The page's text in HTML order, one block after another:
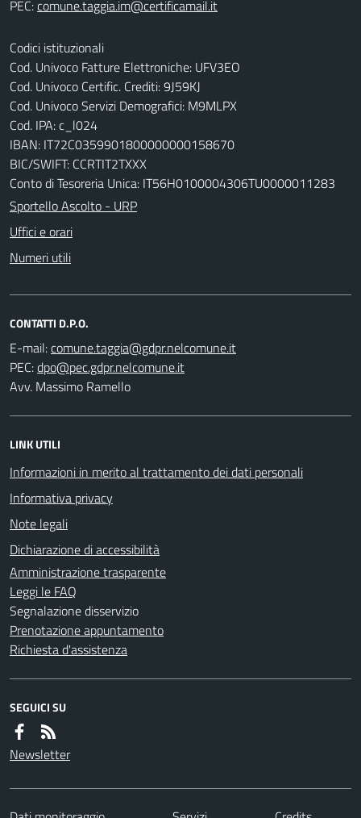
PEC:
Codici istituzionali
Cod. Univoco Fatture Elettroniche: UFV3EO
Cod. Univoco Certific. Crediti: 9J59KJ
Cod. Univoco Servizi Demografici: M9MLPX
Cod. IPA: c_l024
IBAN: IT72C0359901800000000158670
BIC/SWIFT: CCRTIT2TXXX
Conto di Tesoreria Unica: IT56H0100004306TU0000011283
Sportello Ascolto - URP
Uffici e orari
Numeri utili
CONTATTI D.P.O.
E-mail:
PEC:
Avv. Massimo Ramello
LINK UTILI
Informazioni in merito al trattamento dei dati personali
Informativa privacy
Note legali
Dichiarazione di accessibilità
Amministrazione trasparente
Leggi le FAQ
Segnalazione disservizio
Prenotazione appuntamento
Richiesta d'assistenza
SEGUICI SU
Newsletter